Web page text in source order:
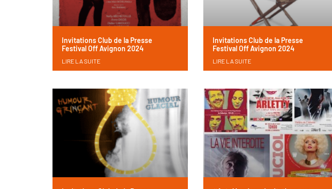
Invitations Club de la Presse
Festival Off Avignon 2024
LIRE LA SUITE
Invitations Club de la Presse
Festival Off Avignon 2024
LIRE LA SUITE